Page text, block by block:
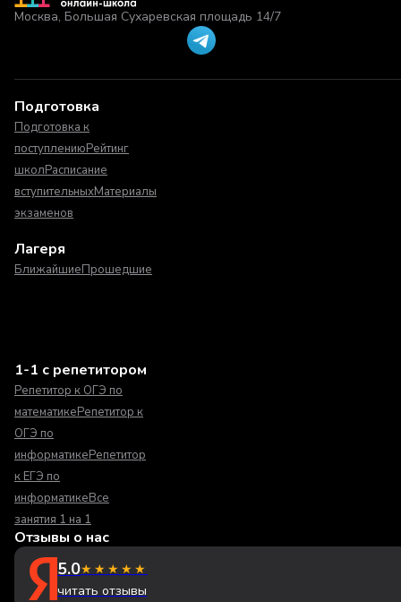
Москва, Большая Сухаревская площадь 14/7
Подготовка
Подготовка к
поступлениюРейтинг
школРасписание
вступительныхМатериалы
экзаменов
Лагеря
БлижайшиеПрошедшие
1-1 с репетитором
Репетитор к ОГЭ по
математикеРепетитор к
ОГЭ по
информатикеРепетитор
к ЕГЭ по
информатикеВсе
занятия 1 на 1
Отзывы о нас
5.0★★★★★
читать отзывы